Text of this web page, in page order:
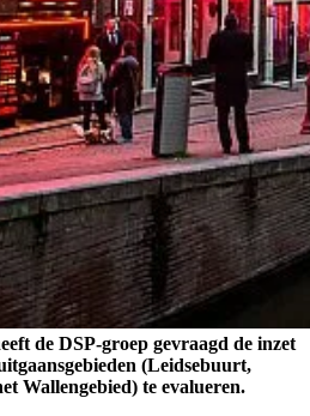
de DSP-groep gevraagd de inzet
(Leidsebuurt,
Wallengebied) te evalueren.